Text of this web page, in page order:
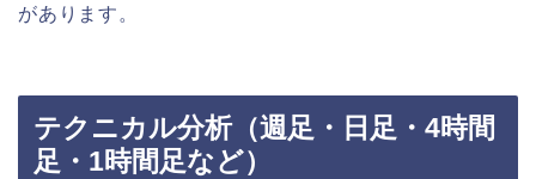
があります。
テクニカル分析（週足・日足・4時間
足・1時間足など）